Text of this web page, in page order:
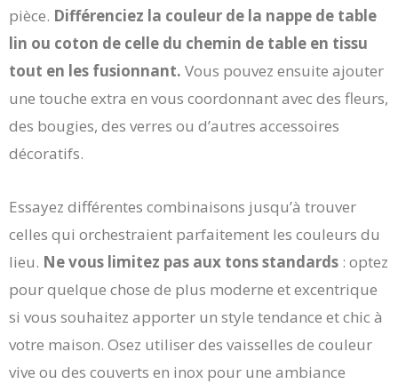
pièce. Différenciez la couleur de la nappe de table
lin ou coton de celle du chemin de table en tissu
tout en les fusionnant. Vous pouvez ensuite ajouter
une touche extra en vous coordonnant avec des fleurs,
des bougies, des verres ou d’autres accessoires
décoratifs.
Essayez différentes combinaisons jusqu’à trouver
celles qui orchestraient parfaitement les couleurs du
lieu. Ne vous limitez pas aux tons standards : optez
pour quelque chose de plus moderne et excentrique
si vous souhaitez apporter un style tendance et chic à
votre maison. Osez utiliser des vaisselles de couleur
vive ou des couverts en inox pour une ambiance